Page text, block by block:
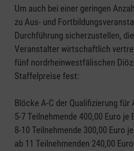
Um auch bei einer geringen
zu Aus- und
Durchführung sicherzustellen,
Veranstalter wirtschaftlich
fünf nordrheinwestfälischen
Staffelpreise fest:
Blöcke A-C der Qualifizierung für
5-7 Teilnehmende 400,00 Euro je
8-10 Teilnehmende 300,00 Euro
ab 11 Teilnehmenden 240,00